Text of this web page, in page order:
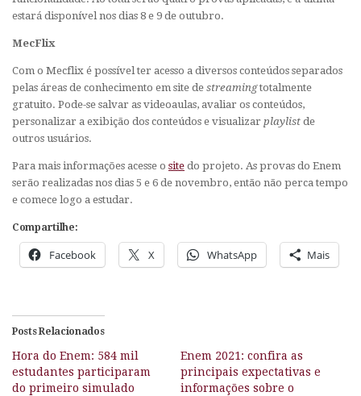
estará disponível nos dias 8 e 9 de outubro.
MecFlix
Com o Mecflix é possível ter acesso a diversos conteúdos separados
pelas áreas de conhecimento em site de streamingtotalmente
gratuito. Pode-se salvar as videoaulas, avaliar os conteúdos,
personalizar a exibição dos conteúdos e visualizar playlist de
outros usuários.
Para mais informações acesse o site do projeto. As provas do Enem
serão realizadas nos dias 5 e 6 de novembro, então não perca tempo
e comece logo a estudar.
Compartilhe:
Facebook X WhatsApp Mais
Posts Relacionados
Hora do Enem: 584 mil
estudantes participaram
do primeiro simulado
Enem 2021: confira as
principais expectativas e
informações sobre o